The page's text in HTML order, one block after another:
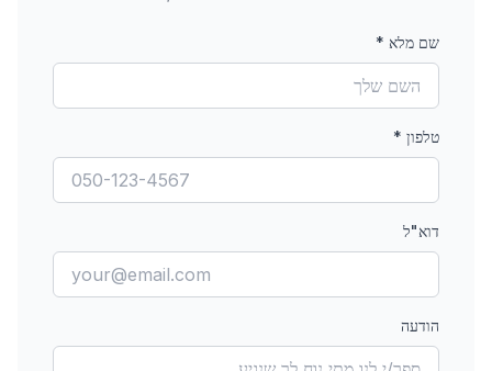
שם מלא *
טלפון *
דוא"ל
הודעה